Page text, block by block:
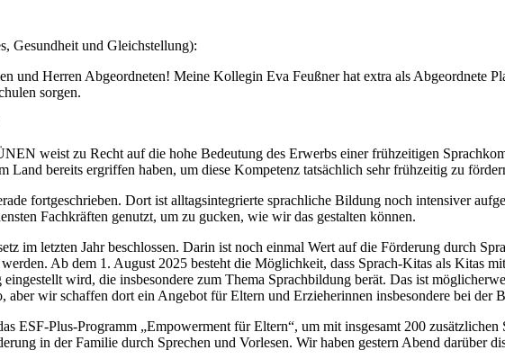
Gesundheit und Gleichstellung):
und Herren Abgeordneten! Meine Kollegin Eva Feußner hat extra als Abgeordnete
sorgen.
weist zu Recht auf die hohe Bedeutung des Erwerbs einer frühzeitigen
bereits ergriffen haben, um diese Kompetenz tatsächlich sehr frühzeitig zu
fortgeschrieben. Dort ist alltagsintegrierte sprachliche Bildung noch intensiver
Fachkräften genutzt, um zu gucken, wie wir das gestalten können.
im letzten Jahr beschlossen. Darin ist noch einmal Wert auf die Förderung durch
Ab dem 1. August 2025 besteht die Möglichkeit, dass Sprach-Kitas als Kitas
wird, die insbesondere zum Thema Sprachbildung berät. Das ist
aber wir schaffen dort ein Angebot für Eltern und Erzieherinnen insbesondere bei der
ESF-Plus-Programm „Empowerment für Eltern“, um mit insgesamt 200
in der Familie durch Sprechen und Vorlesen. Wir haben gestern Abend darüber